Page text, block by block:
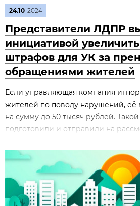
24.10 2024
Представители ЛДПР
инициативой
штрафов для УК за
обращениями жителей
Если управляющая компания
жителей по поводу нарушений, её
на сумму до 50 тысяч рублей.
подготовили и отправили на